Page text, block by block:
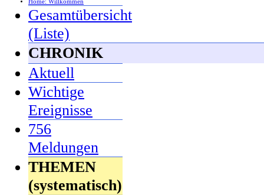
Gesamtübersicht
(Liste)
CHRONIK
Aktuell
Wichtige
Ereignisse
756
Meldungen
THEMEN
(systematisch)